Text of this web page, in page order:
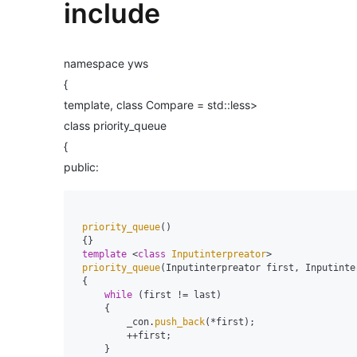
include
namespace yws
{
template, class Compare = std::less>
class priority_queue
{
public:
priority_queue()
template <class Inputinterpreator>
priority_queue(Inputinterpreator first,
while (first != last)
         _con.
push_back(*first);